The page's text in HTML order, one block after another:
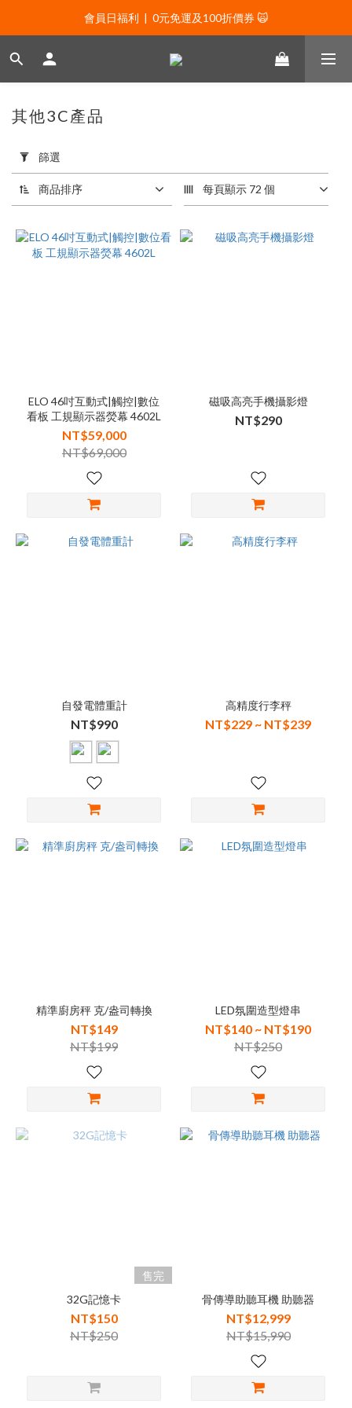
會員日福利  |  0元免運及100折價券 🙀
會員日福利  |  0元免運及100折價券 🙀
會員日福利  |  會員專屬好禮三選一🌟
會員日福利  |  0元免運及100折價券 🙀
用
篩
選
(0/20)
價格
(NT$)
其他3C產品
篩選
商品排序 每頁顯示 72 個
ELO 46吋互動式|觸控|數位
看板 工規顯示器熒幕 4602L
NT$59,000
NT$69,000
磁吸高亮手機攝影燈
NT$290
自發電體重計
NT$990
高精度行李秤
NT$229 ~ NT$239
精準廚房秤 克/盎司轉換
NT$149
NT$199
LED氛圍造型燈串
NT$140 ~ NT$190
NT$250
售完
32G記憶卡
NT$150
NT$250
骨傳導助聽耳機 助聽器
NT$12,999
NT$15,990